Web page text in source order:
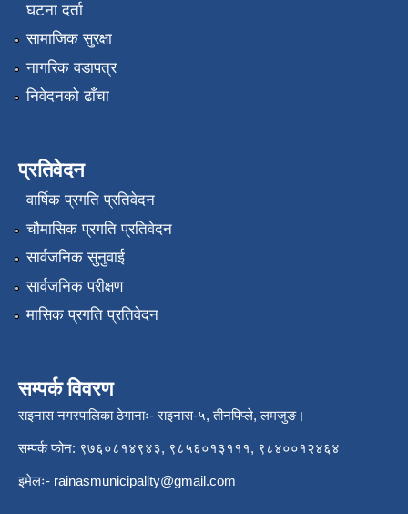
घटना दर्ता
सामाजिक सुरक्षा
नागरिक वडापत्र
निवेदनको ढाँचा
प्रतिवेदन
वार्षिक प्रगति प्रतिवेदन
चौमासिक प्रगति प्रतिवेदन
सार्वजनिक सुनुवाई
सार्वजनिक परीक्षण
मासिक प्रगति प्रतिवेदन
सम्पर्क विवरण
राइनास नगरपालिका ठेगानाः- राइनास-५, तीनपिप्ले, लमजुङ।
सम्पर्क फोन: ९७६०८१४९४३, ९८५६०१३१११, ९८४००१२४६४
इमेलः- rainasmunicipality@gmail.com